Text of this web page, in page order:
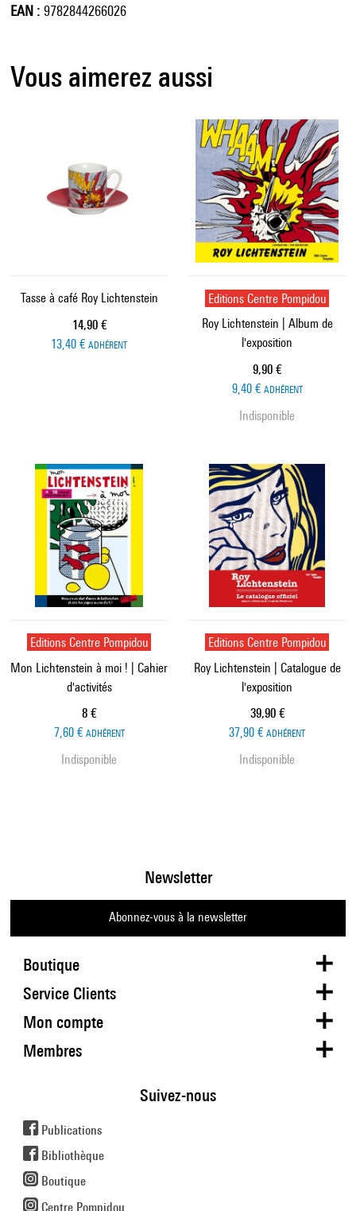
EAN
9782844266026
Vous aimerez aussi
Tasse à café Roy Lichtenstein
Prix ​​actuel
14,90 €
13,40 € ADHÉRENT
Editions Centre Pompidou
Roy Lichtenstein | Album de
l'exposition
Prix ​​actuel
9,90 €
9,40 € ADHÉRENT
Indisponible
Editions Centre Pompidou
Mon Lichtenstein à moi ! | Cahier
d'activités
Prix ​​actuel
8 €
7,60 € ADHÉRENT
Indisponible
Editions Centre Pompidou
Roy Lichtenstein | Catalogue de
l'exposition
Prix ​​actuel
39,90 €
37,90 € ADHÉRENT
Indisponible
Boutique
Newsletter
Abonnez-vous à la newsletter
Service Clients
Mon compte
Membres
Suivez-nous
Publications
Bibliothèque
Boutique
Centre Pompidou